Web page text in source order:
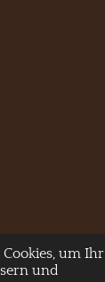
um Ihr
und